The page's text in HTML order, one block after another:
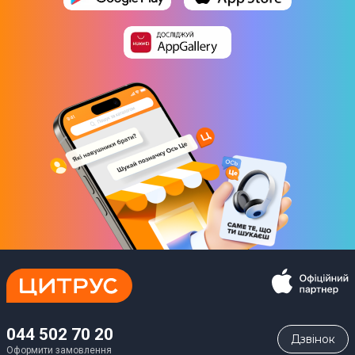
044 502 70 20
Оформити замовлення
Дзвiнок